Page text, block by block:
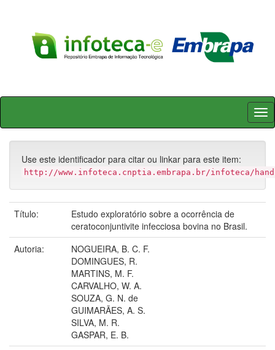
Skip
Use este identificador para citar ou linkar para este item:
http://www.infoteca.cnptia.embrapa.br/infoteca/
Título:
Estudo exploratório sobre a ocorrência de
ceratoconjuntivite infecciosa bovina no Brasil.
Autoria:
NOGUEIRA, B. C. F.
DOMINGUES, R.
MARTINS, M. F.
CARVALHO, W. A.
SOUZA, G. N. de
GUIMARÃES, A. S.
SILVA, M. R.
GASPAR, E. B.